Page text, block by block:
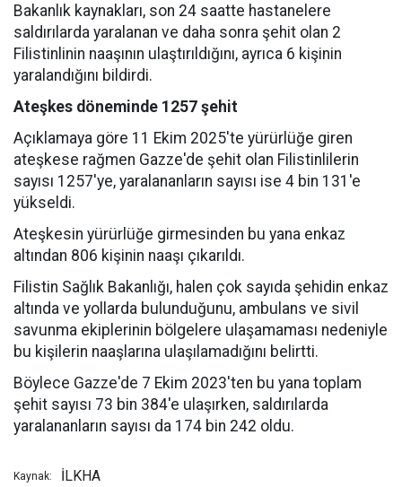
Bakanlık kaynakları, son 24 saatte hastanelere
saldırılarda yaralanan ve daha sonra şehit olan 2
Filistinlinin naaşının ulaştırıldığını, ayrıca 6 kişinin
yaralandığını bildirdi.
Ateşkes döneminde 1257 şehit
Açıklamaya göre 11 Ekim 2025'te yürürlüğe giren
ateşkese rağmen Gazze'de şehit olan Filistinlilerin
sayısı 1257'ye, yaralananların sayısı ise 4 bin 131'e
yükseldi.
Ateşkesin yürürlüğe girmesinden bu yana enkaz
altından 806 kişinin naaşı çıkarıldı.
Filistin Sağlık Bakanlığı, halen çok sayıda şehidin enkaz
altında ve yollarda bulunduğunu, ambulans ve sivil
savunma ekiplerinin bölgelere ulaşamaması nedeniyle
bu kişilerin naaşlarına ulaşılamadığını belirtti.
Böylece Gazze'de 7 Ekim 2023'ten bu yana toplam
şehit sayısı 73 bin 384'e ulaşırken, saldırılarda
yaralananların sayısı da 174 bin 242 oldu.
Kaynak: İLKHA